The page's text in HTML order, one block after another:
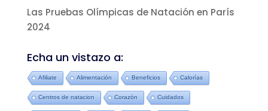
Las Pruebas Olímpicas de Natación en París
2024
Echa un vistazo a:
Afiliate Alimentación Beneficios Calorías
Centros de natacion Corazón Cuidados